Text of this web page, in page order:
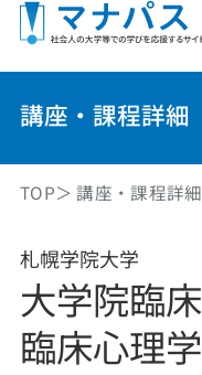
講座・課程詳細
TOP 講座・課程詳細
札幌学院大学
大学院臨
臨床心理